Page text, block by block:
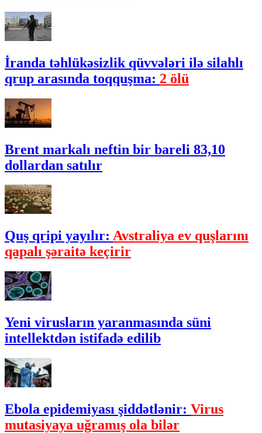
İranda təhlükəsizlik qüvvələri ilə silahlı
qrup arasında toqquşma: 2 ölü
Brent markalı neftin bir bareli 83,10
dollardan satılır
Quş qripi yayılır: Avstraliya ev quşlarını
qapalı şəraitə keçirir
Yeni virusların yaranmasında süni
intellektdən istifadə edilib
Ebola epidemiyası şiddətlənir: Virus
mutasiyaya uğramış ola bilər